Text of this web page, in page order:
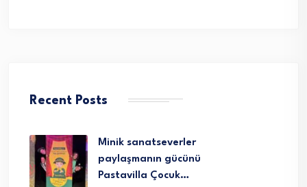
Recent Posts
Minik sanatseverler
paylaşmanın gücünü
Pastavilla Çocuk…